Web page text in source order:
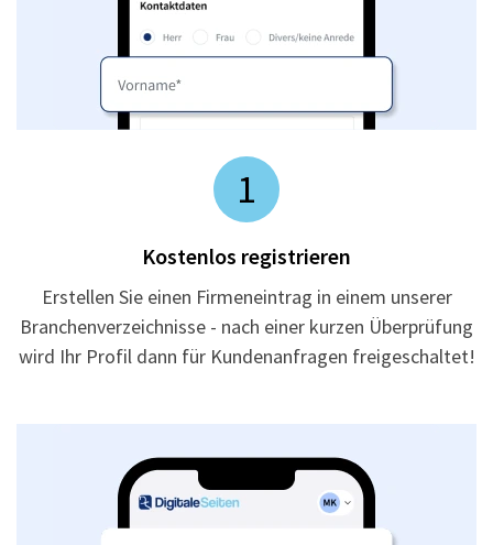
1
Kostenlos registrieren
Erstellen Sie einen Firmeneintrag in einem unserer
Branchenverzeichnisse - nach einer kurzen Überprüfung
wird Ihr Profil dann für Kundenanfragen freigeschaltet!